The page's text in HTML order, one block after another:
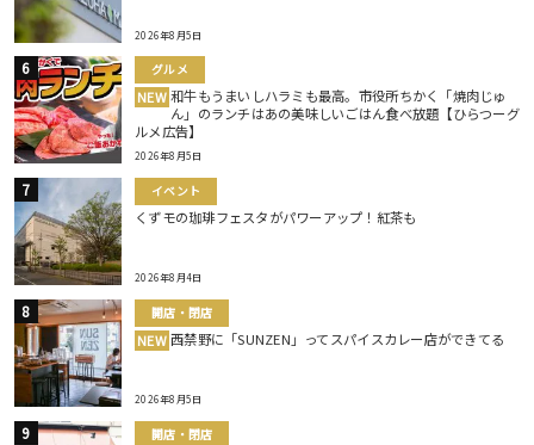
2026年8月5日
グルメ
NEW 和牛もうまいしハラミも最高。市役所ちかく「焼肉じゅ
ん」のランチはあの美味しいごはん食べ放題【ひらつーグ
ルメ広告】
2026年8月5日
イベント
くずモの珈琲フェスタがパワーアップ！紅茶も
2026年8月4日
開店・閉店
NEW 西禁野に「SUNZEN」ってスパイスカレー店ができてる
2026年8月5日
開店・閉店